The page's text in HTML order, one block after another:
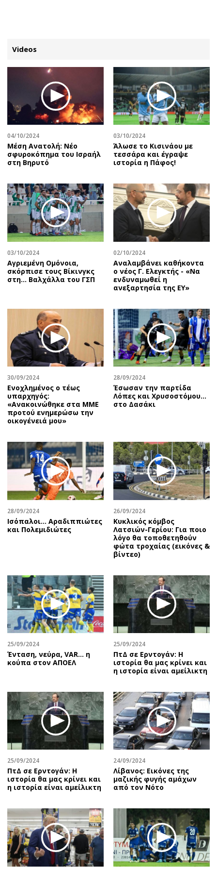
ΚΑΤΗΓΟΡΙΕΣ ΣΥΝΔΕΣΗ
Κύπρος
Παιδεία
Υγεία
Πολιτική
Βουλευτικές 2026
Προεδρικές 2023
Δημοσκοπήσεις
Διπλωματία
Αθλητισμός
Κύπρος
Ελλάδα
Διεθνή
Κληρώσεις Allwyn
Οικονομία
Real Estate
Επιχειρήσεις
Αγορές
Money Review
AstroBank Properties
Trends
Ενέργεια
Ναυτιλία
Ελλάδα
Κόσμος
Παράξενα
Πολιτισμός
Σινεμά
Θέατρο-Χορός
Μουσική
Χειρόγραφα
Απόψεις
Αρθρογραφία
The Hill
Υγεία
Αγγελίες
Πωλούνται
Ζητούν εργασία
Θέσεις εργασίας
Νέα
Κινητά-tablets
Social
Αυτοκίνηση
Πολιτική
Οικονομία
Γενικά
Αναδρομές
Πρόσωπα
Περιβάλλον
Good Life
Γυναίκα
Συνταγές
Έξοδος
Media
Εκπομπές
Wine routes
Podcasts
Uncut
Προσφορές
Επιστολές
Videos
04/10/2024
Mέση Ανατολή: Νέο
σφυροκόπημα του Ισραήλ
στη Βηρυτό
03/10/2024
Άλωσε το Κισινάου με
τεσσάρα και έγραψε
ιστορία η Πάφος!
03/10/2024
Αγριεμένη Ομόνοια,
σκόρπισε τους Βίκινγκς
στη… Βαλχάλλα του ΓΣΠ
02/10/2024
Αναλαμβάνει καθήκοντα
ο νέος Γ. Ελεγκτής - «Να
ενδυναμωθεί η
ανεξαρτησία της ΕΥ»
30/09/2024
Ενοχλημένος ο τέως
υπαρχηγός:
«Ανακοινώθηκε στα ΜΜΕ
προτού ενημερώσω την
οικογένειά μου»
28/09/2024
Έσωσαν την παρτίδα
Λόπες και Χρυσοστόμου…
στο Δασάκι
28/09/2024
Ισόπαλοι… Αραδιππιώτες
και Πολεμιδιώτες
26/09/2024
Κυκλικός κόμβος
Λατσιών-Γερίου: Για ποιο
λόγο θα τοποθετηθούν
φώτα τροχαίας (εικόνες &
βίντεο)
25/09/2024
Ένταση, νεύρα, VAR… η
κούπα στον ΑΠΟΕΛ
25/09/2024
ΠτΔ σε Ερντογάν: Η
ιστορία θα μας κρίνει και
η ιστορία είναι αμείλικτη
25/09/2024
ΠτΔ σε Ερντογάν: Η
ιστορία θα μας κρίνει και
η ιστορία είναι αμείλικτη
24/09/2024
Λίβανος: Εικόνες της
μαζικής φυγής αμάχων
από τον Νότο